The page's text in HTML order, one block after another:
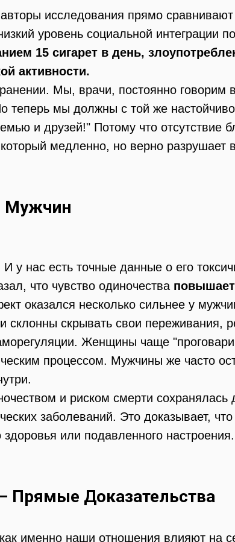
исследования прямо
уровень социальной интеграции
15 сигарет в день,
активности.
Мы, врачи, постоянно говорим
теперь мы должны с той же
и друзей!" Потому что отсутствие
медленно, но верно разрушает
Мужчин
нас есть точные данные о его
что чувство одиночества
оказался несколько сильнее у
скрывать свои переживания,
Женщины чаще
процессом. Мужчины же часто
и риском смерти сохранялась
заболеваний. Это доказывает,
или подавленного настроения.
Прямые Доказательства
именно наши отношения влияют на